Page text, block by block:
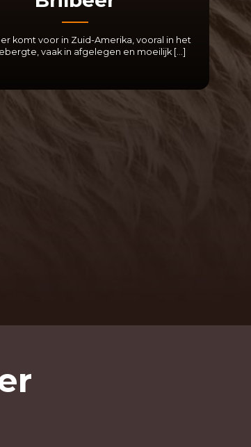
komt voor in Zuid-Amerika, vooral in het
vaak in afgelegen en moeilijk […]
LEES MEER